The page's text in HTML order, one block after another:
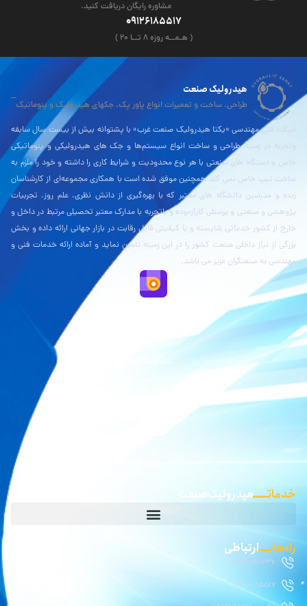
مشاوره رایگان دریافت کنید.
09126185517
( هـمــه روزه ۸ تــا ۲۰ )
هیدرولیک صنعت
طراحی، ساخت و تعمیرات انواع پاور پک، جکهای هیدرولیک و پنوماتیک
شرکت فنی مهندسی «یکتا هیدرولیک صنعت غرب» با پشتوانه بیش از بیست سال سابقه
وتجربه در زمینۀ طراحی و ساخت انواع سیستم‌ها و جک های هیدرولیکی و پنوماتیکی
خاص و دستگاه های صنعتی با هر نوع محدودیت و شرایط کاری را داشته و خود را ملزم به
ساخت تیپ خاص نمی کند همچنین موفق شده است با همکاری مجموعه‌ای از کارشناسان
زبده و مدرسین دانشگاه های معتبر که با بهره‌گیری از دانش نظری، علم روز، تجربیات
پژوهشی و صنعتی و پرسنلی کارآزموده و باتجربه با مدارک معتبر تحصیلی مرتبط در داخل و
خارج از کشور خدماتی شایسته و با کیفیتی قابل رقابت در بازار جهانی ارائه داده و بخش
بزرگی از نیاز داخلی صنعت کشور را در این زمینه تامین نماید و آماده ارائه خدمات فنی و
مهندسی به صنعتگران عزیز می باشد.
نقشه نشان
خدماتـــــهیدرولیک صنعت
راه‌هایــــارتباطی
02146870636
09126185517